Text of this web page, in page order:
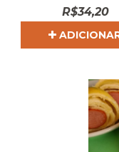
R$34,20